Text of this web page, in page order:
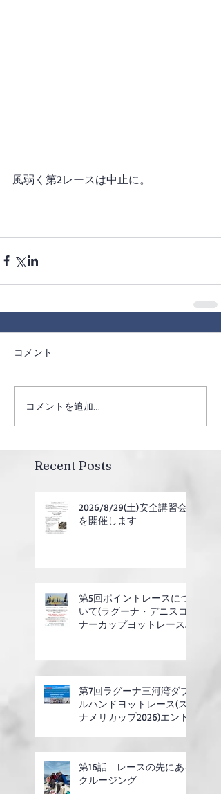
風弱く第2レースは中止に。
コメント
コメントを追加…
Recent Posts
2026/8/29(土)安全講習会
を開催します
第5回ポイントレースにつ
いて(ラグーナ・デニスコ
ナーカップヨットレース合
第7回ラグーナ三河湾ダブ
ルハンドヨットレース(ス
ナメリカップ2026)エント
第16話 レースの先にある
クルージング